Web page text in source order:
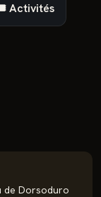
Activités
de Dorsoduro